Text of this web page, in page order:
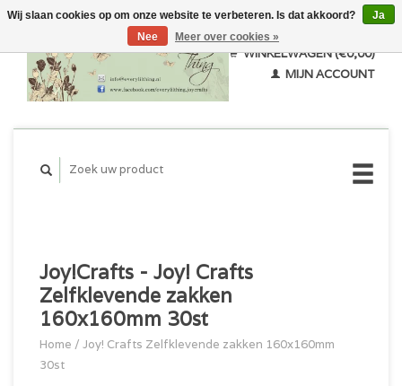
WINKELWAGEN (€0,00)
MIJN ACCOUNT
Joy!Crafts - Joy! Crafts
Zelfklevende zakken
160x160mm 30st
Home / Joy! Crafts Zelfklevende zakken 160x160mm
30st
Wij slaan cookies op om onze website te verbeteren. Is dat akkoord?
Ja
Nee
Meer over cookies »